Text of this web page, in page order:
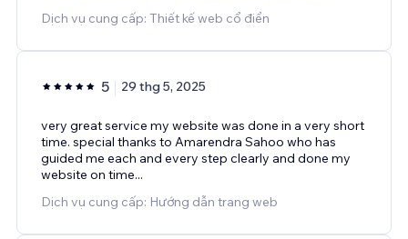
Dịch vụ cung cấp: Thiết kế web cổ điển
5 29 thg 5, 2025
very great service my website was done in a very short
time. special thanks to Amarendra Sahoo who has
guided me each and every step clearly and done my
website on time...
Dịch vụ cung cấp: Hướng dẫn trang web